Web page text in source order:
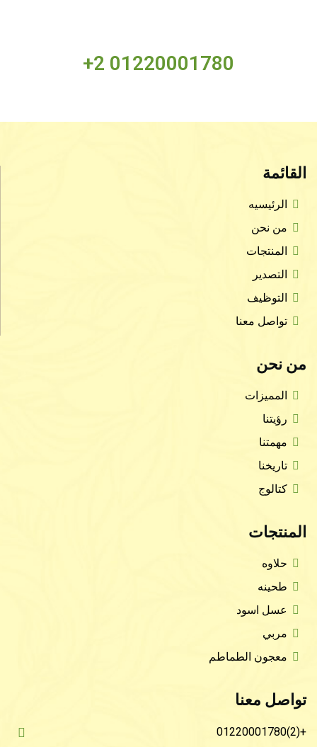
+2 01220001780
القائمة
الرئيسيه
من نحن
المنتجات
التصدير
التوظيف
تواصل معنا
من نحن
المميزات
رؤيتنا
مهمتنا
تاريخنا
كتالوج
المنتجات
حلاوه
طحينه
عسل اسود
مربي
معجون الطماطم
تواصل معنا
+(2)01220001780